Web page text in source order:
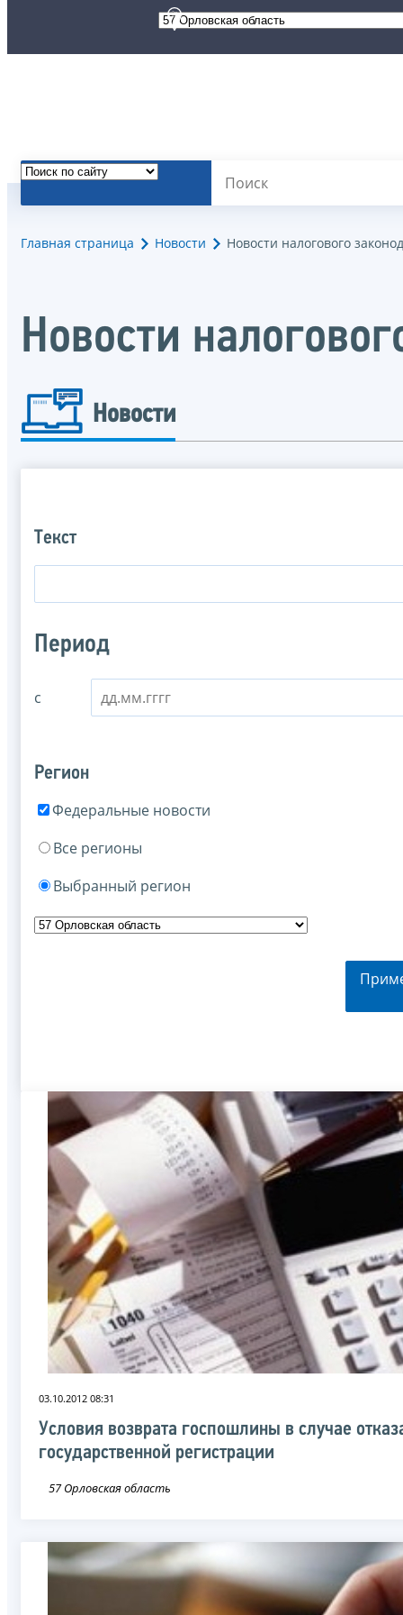
Главная страница Новости Новости налогового
Новости
Новости
Текст
Период
с
Регион
Федеральные новости
Все регионы
Выбранный регион
03.10.2012 08:31
Условия возврата госпошлины в случае
государственной регистрации
57 Орловская область